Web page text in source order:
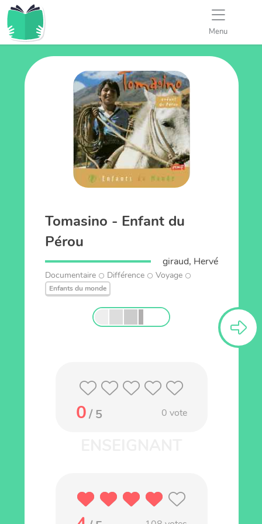
Menu
Tomasino - Enfant du
Pérou
giraud, Hervé
Documentaire Différence Voyage
Enfants du monde
0/ 5 0 vote